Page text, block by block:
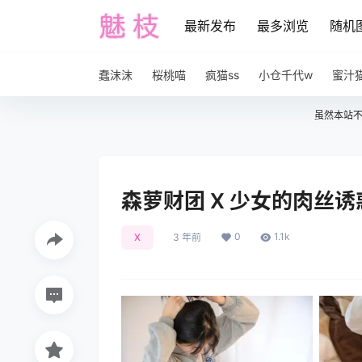
最新发布 最多浏览 随机
蠢沫沫 桜桃喵 疯猫ss 小仓千代w 蜜汁
虽然本站
森萝财团 X 少女的肉丝
X 3 年前 0 1.1k